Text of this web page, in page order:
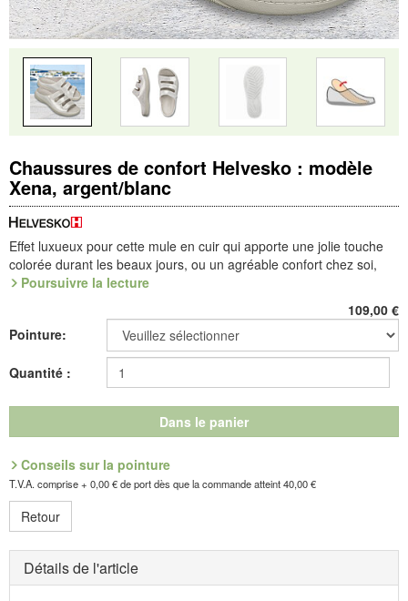
Chaussures de confort Helvesko : modèle
Xena, argent/blanc
Effet luxueux pour cette mule en cuir qui apporte une jolie touche
colorée durant les beaux jours, ou un agréable confort chez soi,
quand on est mieux à la maison. Montage
se rabattent entièrement. Semelle-coque (PU) légère, avec sa
voûte amovible habillée de microfibre.
Trois brides à scratche, et la chaussure s'ajuste avec la précision
du sur mesure. Ces trois brides permettent une adaptation idéale à
le volume du pied : un des points forts de ces sandales !
Découvrez les chaussures les plus confortables de votre vie !
Poursuivre la lecture
109,00 €
Pointure:
Quantité :
Dans le panier
Conseils sur la pointure
T.V.A. comprise + 0,00 € de port dès que la commande atteint 40,00 €
Retour
Détails de l'article